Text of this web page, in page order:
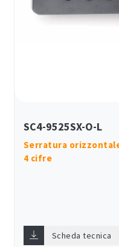
SC4-9525SX-O-L
Serratura
4 cifre
Scheda tecnica